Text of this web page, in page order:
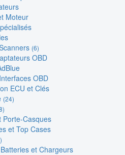
Moteur
(6)
OBD
OBD
ECU et Clés
(24)
Porte-Casques
et Top Cases
Batteries et Chargeurs